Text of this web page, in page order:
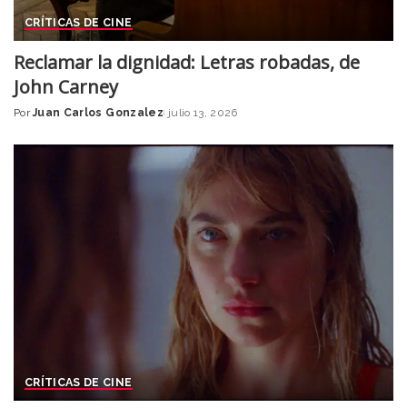
CRÍTICAS DE CINE
Reclamar la dignidad: Letras robadas, de
John Carney
Posted
Por Juan Carlos Gonzalez julio 13, 2026
CRÍTICAS DE CINE